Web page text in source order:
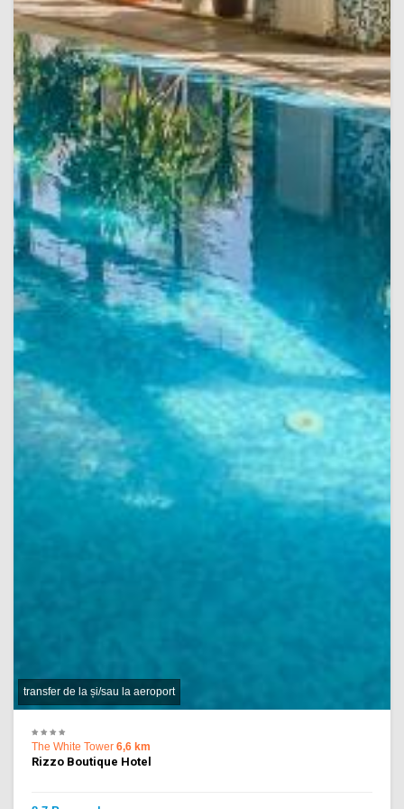
transfer de la și/sau la aeroport
The White Tower 6,6 km
Rizzo Boutique Hotel